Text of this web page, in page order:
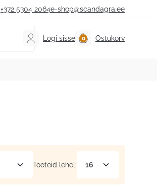
+372 5304 2064e-shop@scandagra.ee
Logi sisse Ostukorv
Tooteid lehel: